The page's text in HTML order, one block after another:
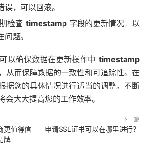
，可以回滚。
检查 timestamp字段的更新情况，以
题。
以确保数据在更新操作中 timestamp
从而保障数据的一致性和可追踪性。在
据您的具体情况进行适当的调整。不断
会大大提高您的工作效率。
更值得信
牌
下一篇
申请SSL证书可以在哪里进行？